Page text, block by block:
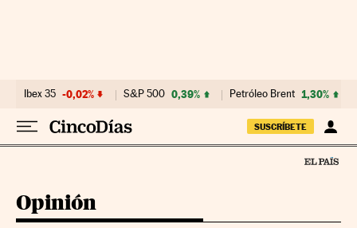
Ibex 35 -0,02% S&P 500 0,39% Petróleo Brent 1,30%
SUSCRÍBETE
Opinión